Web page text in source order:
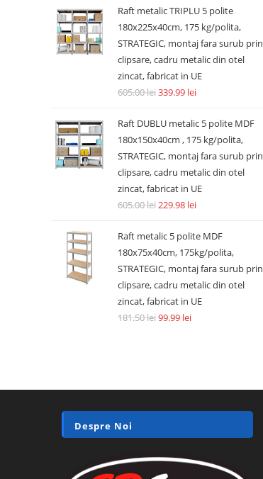
Raft metalic TRIPLU 5 polite
180x225x40cm, 175 kg/polita,
STRATEGIC, montaj fara surub prin
clipsare, cadru metalic din otel
zincat, fabricat in UE
605.00lei339.99 lei
Raft DUBLU metalic 5 polite MDF
180x150x40cm , 175 kg/polita,
STRATEGIC, montaj fara surub prin
clipsare, cadru metalic din otel
zincat, fabricat in UE
605.00lei229.98 lei
Raft metalic 5 polite MDF
180x75x40cm, 175kg/polita,
STRATEGIC, montaj fara surub prin
clipsare, cadru metalic din otel
zincat, fabricat in UE
181.50lei99.99 lei
Despre Noi